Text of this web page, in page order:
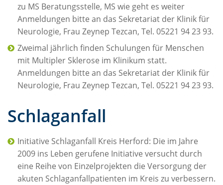
zu MS Beratungsstelle, MS wie geht es weiter
Anmeldungen bitte an das Sekretariat der Klinik für
Neurologie, Frau Zeynep Tezcan, Tel. 05221 94 23 93.
Zweimal jährlich finden Schulungen für Menschen
mit Multipler Sklerose im Klinikum statt.
Anmeldungen bitte an das Sekretariat der Klinik für
Neurologie, Frau Zeynep Tezcan, Tel. 05221 94 23 93.
Schlaganfall
Initiative Schlaganfall Kreis Herford: Die im Jahre
2009 ins Leben gerufene Initiative versucht durch
eine Reihe von Einzelprojekten die Versorgung der
akuten Schlaganfallpatienten im Kreis zu verbessern.